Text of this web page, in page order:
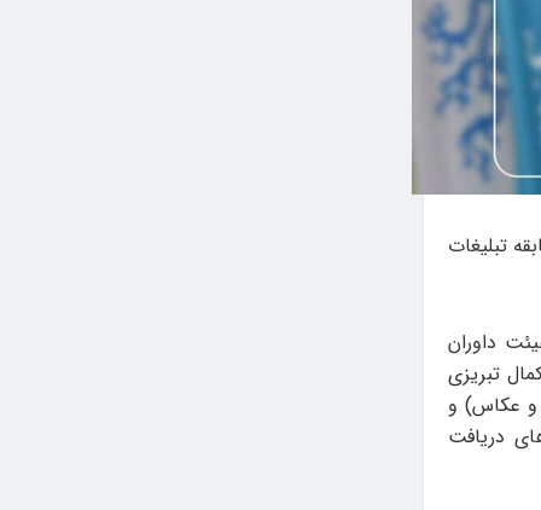
تبلیغات
داوران
تبریزی
و عکاس) و
دریافت